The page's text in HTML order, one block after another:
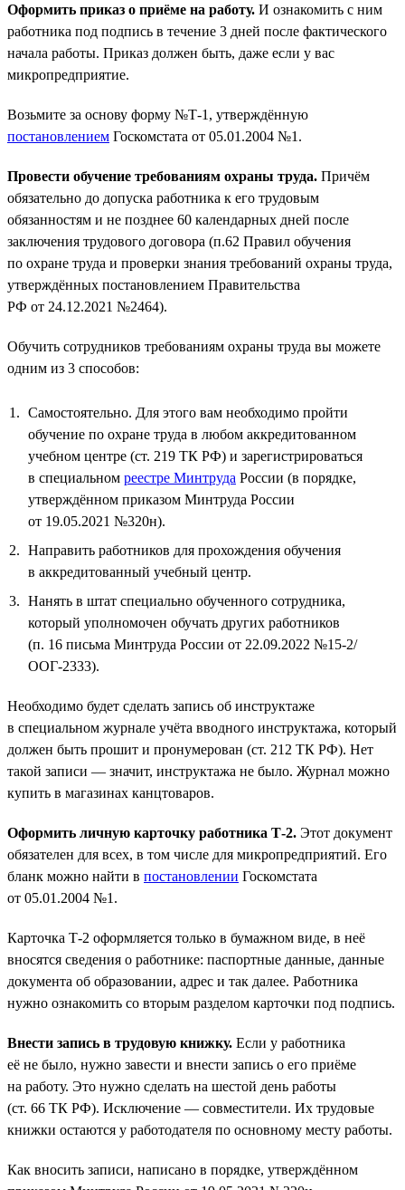
Оформить приказ о приёме на работу. И ознакомить с ним
работника под подпись в течение 3 дней после фактического
начала работы. Приказ должен быть, даже если у вас
микропредприятие.
Возьмите за основу форму №Т-1, утверждённую
постановлением Госкомстата от 05.01.2004 №1.
Провести обучение требованиям охраны труда. Причём
обязательно до допуска работника к его трудовым
обязанностям и не позднее 60 календарных дней после
заключения трудового договора (п.62 Правил обучения
по охране труда и проверки знания требований охраны труда,
утверждённых постановлением Правительства
РФ от 24.12.2021 №2464).
Обучить сотрудников требованиям охраны труда вы можете
одним из 3 способов:
Самостоятельно. Для этого вам необходимо пройти
обучение по охране труда в любом аккредитованном
учебном центре (ст. 219 ТК РФ) и зарегистрироваться
в специальном реестре Минтруда России (в порядке,
утверждённом приказом Минтруда России
от 19.05.2021 №320н).
Направить работников для прохождения обучения
в аккредитованный учебный центр.
Нанять в штат специально обученного сотрудника,
который уполномочен обучать других работников
(п. 16 письма Минтруда России от 22.09.2022 №15-2/
ООГ-2333).
Необходимо будет сделать запись об инструктаже
в специальном журнале учёта вводного инструктажа, который
должен быть прошит и пронумерован (ст. 212 ТК РФ). Нет
такой записи — значит, инструктажа не было. Журнал можно
купить в магазинах канцтоваров.
Оформить личную карточку работника Т-2. Этот документ
обязателен для всех, в том числе для микропредприятий. Его
бланк можно найти в постановлении Госкомстата
от 05.01.2004 №1.
Карточка Т-2 оформляется только в бумажном виде, в неё
вносятся сведения о работнике: паспортные данные, данные
документа об образовании, адрес и так далее. Работника
нужно ознакомить со вторым разделом карточки под подпись.
Внести запись в трудовую книжку. Если у работника
её не было, нужно завести и внести запись о его приёме
на работу. Это нужно сделать на шестой день работы
(ст. 66 ТК РФ). Исключение — совместители. Их трудовые
книжки остаются у работодателя по основному месту работы.
Как вносить записи, написано в порядке, утверждённом